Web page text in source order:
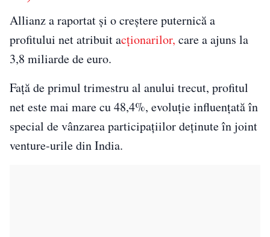
Allianz a raportat și o creștere puternică a
profitului net atribuit acționarilor, care a ajuns la
3,8 miliarde de euro.
Față de primul trimestru al anului trecut, profitul
net este mai mare cu 48,4%, evoluție influențată în
special de vânzarea participațiilor deținute în joint
venture-urile din India.